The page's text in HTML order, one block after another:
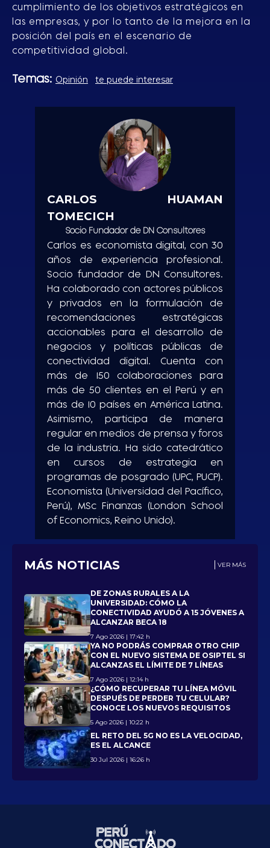
CARLOS HUAMAN
TOMECICH
Socio Fundador de DN Consultores
Carlos es economista digital, con 30
años de experiencia profesional.
Socio fundador de DN Consultores.
Ha colaborado con actores públicos
y privados en la formulación de
recomendaciones estratégicas
accionables para el desarrollo de
negocios y políticas públicas de
conectividad digital. Cuenta con
más de 150 colaboraciones para
más de 50 clientes en el Perú y en
más de 10 países en América Latina.
Asimismo, participa de manera
regular en medios de prensa y foros
de la industria. Ha sido catedrático
en cursos de estrategia en
programas de posgrado (UPC, PUCP).
Economista (Universidad del Pacífico,
Perú), MSc Finanzas (London School
of Economics, Reino Unido).
MÁS NOTICIAS VER MÁS
DE ZONAS RURALES A LA
UNIVERSIDAD: CÓMO LA
CONECTIVIDAD AYUDÓ A 15 JÓVENES A
ALCANZAR BECA 18
7 Ago 2026 | 17:42 h
YA NO PODRÁS COMPRAR OTRO CHIP
CON EL NUEVO SISTEMA DE OSIPTEL SI
ALCANZAS EL LÍMITE DE 7 LÍNEAS
7 Ago 2026 | 12:14 h
¿CÓMO RECUPERAR TU LÍNEA MÓVIL
DESPUÉS DE PERDER TU CELULAR?
CONOCE LOS NUEVOS REQUISITOS
5 Ago 2026 | 10:22 h
EL RETO DEL 5G NO ES LA VELOCIDAD,
ES EL ALCANCE
30 Jul 2026 | 16:26 h
cumplimiento de los objetivos estratégicos en
las empresas, y por lo tanto de la mejora en la
posición del país en el escenario de
competitividad global.
Temas: Opinión te puede interesar